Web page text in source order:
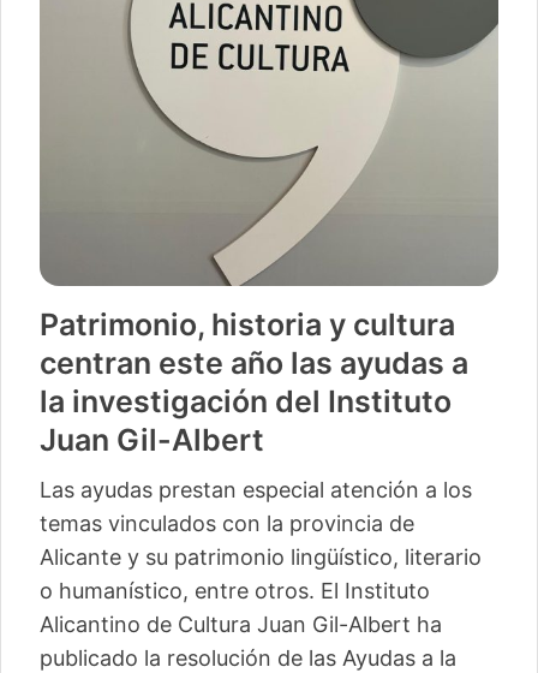
Patrimonio, historia y cultura
centran este año las ayudas a
la investigación del Instituto
Juan Gil-Albert
Las ayudas prestan especial atención a los
temas vinculados con la provincia de
Alicante y su patrimonio lingüístico, literario
o humanístico, entre otros. El Instituto
Alicantino de Cultura Juan Gil-Albert ha
publicado la resolución de las Ayudas a la